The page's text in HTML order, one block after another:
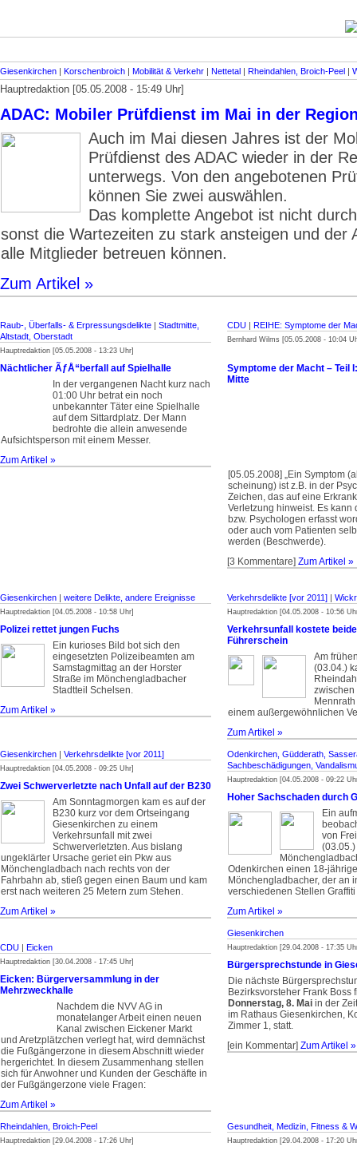
Giesenkirchen | Korschenbroich | Mobilität & Verkehr | Nettetal | Rheindahlen, Broich-Peel |
Hauptredaktion [05.05.2008 - 15:49 Uhr]
ADAC: Mobiler Prüfdienst im Mai in der
Auch im Mai diesen Jahres ist der
Prüfdienst des ADAC wieder in der
unterwegs. Von den angebotenen
können Sie zwei auswählen.
Das komplette Angebot ist nicht
sonst die Wartezeiten zu stark ansteigen und der
alle Mitglieder betreuen können.
Zum Artikel »
Raub-, Überfalls- & Erpressungsdelikte | Stadtmitte,
Altstadt, Oberstadt
Hauptredaktion [05.05.2008 - 13:23 Uhr]
Nächtlicher ÃƒÅ“berfall auf Spielhalle
In der vergangenen Nacht kurz nach
01:00 Uhr betrat ein noch
unbekannter Täter eine Spielhalle
auf dem Sittardplatz. Der Mann
bedrohte die allein anwesende
Aufsichtsperson mit einem Messer.
Zum Artikel »
CDU | REIHE: Symptome der
Bernhard Wilms [05.05.2008 - 10:04
Symptome der Macht – Teil
Mitte
[05.05.2008] „Ein Symptom
scheinung) ist z.B. in der
Zeichen, das auf eine
Verletzung hinweist. Es kann
bzw. Psychologen erfasst
oder auch vom Patienten
werden (Beschwerde).
[3 Kommentare] Zum Artikel »
Giesenkirchen | weitere Delikte, andere Ereignisse
Hauptredaktion [04.05.2008 - 10:58 Uhr]
Polizei rettet jungen Fuchs
Ein kurioses Bild bot sich den
eingesetzten Polizeibeamten am
Samstagmittag an der Horster
Straße im Mönchengladbacher
Stadtteil Schelsen.
Zum Artikel »
Verkehrsdelikte [vor 2011] |
Hauptredaktion [04.05.2008 - 10:56
Verkehrsunfall kostete
Führerschein
Am
(03.04.)
zwischen
einem außergewöhnlichen
Zum Artikel »
Giesenkirchen | Verkehrsdelikte [vor 2011]
Hauptredaktion [04.05.2008 - 09:25 Uhr]
Zwei Schwerverletzte nach Unfall auf der B230
Am Sonntagmorgen kam es auf der
B230 kurz vor dem Ortseingang
Giesenkirchen zu einem
Verkehrsunfall mit zwei
Schwerverletzten. Aus bislang
ungeklärter Ursache geriet ein Pkw aus
Mönchengladbach nach rechts von der
Fahrbahn ab, stieß gegen einen Baum und kam
erst nach weiteren 25 Metern zum Stehen.
Zum Artikel »
Odenkirchen, Güdderath,
Sachbeschädigungen,
Hauptredaktion [04.05.2008 - 09:22
Hoher Sachschaden durch
Ein
von
(03.05.)
Odenkirchen einen 18-
Mönchengladbacher, der an
verschiedenen Stellen
Zum Artikel »
CDU | Eicken
Hauptredaktion [30.04.2008 - 17:45 Uhr]
Eicken: Bürgerversammlung in der
Mehrzweckhalle
Nachdem die NVV AG in
monatelanger Arbeit einen neuen
Kanal zwischen Eickener Markt
und Aretzplätzchen verlegt hat, wird demnächst
die Fußgängerzone in diesem Abschnitt wieder
hergerichtet. In diesem Zusammenhang stellen
sich für Anwohner und Kunden der Geschäfte in
der Fußgängerzone viele Fragen:
Zum Artikel »
Giesenkirchen
Hauptredaktion [29.04.2008 - 17:35
Bürgersprechstunde in
Die nächste
Bezirksvorsteher Frank Boss
Donnerstag, 8. Mai in der
im Rathaus Giesenkirchen,
Zimmer 1, statt.
[ein Kommentar] Zum Artikel »
Rheindahlen, Broich-Peel
Hauptredaktion [29.04.2008 - 17:26 Uhr]
Gesundheit, Medizin, Fitness &
Hauptredaktion [29.04.2008 - 17:20